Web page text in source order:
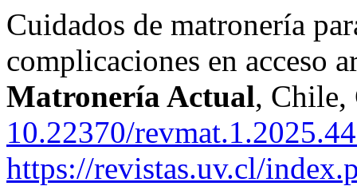
Cuidados de matronería
complicaciones en acceso
Matronería Actual, Chile,
10.22370/
https://revistas.uv.cl/